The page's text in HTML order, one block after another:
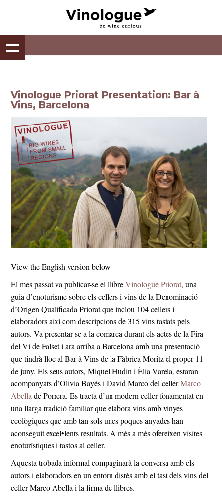
Vinologue Priorat Presentation: Bar à
Vins, Barcelona
View the English version below
El mes passat va publicar-se el llibreVinologue Priorat, una
guia d’enoturisme sobre els cellers i vins de la Denominació
d’Origen Qualificada Priorat que inclou 104 cellers i
elaboradors així com descripcions de 315 vins tastats pels
autors. Va presentar-se a la comarca durant els actes de la Fira
del Vi de Falset i ara arriba a Barcelona amb una presentació
que tindrà lloc al Bar à Vins de la Fàbrica Moritz el proper 11
de juny. Els seus autors, Miquel Hudin i Èlia Varela, estaran
acompanyats d’Olivia Bayés i David Marco del cellerMarco
Abella de Porrera. Es tracta d’un modern celler fonamentat en
una llarga tradició familiar que elabora vins amb vinyes
ecològiques que amb tan sols unes poques anyades han
aconseguit excel•lents resultats. A més a més ofereixen visites
enoturístiques i tastos al celler.
Aquesta trobada informal compaginarà la conversa amb els
autors i elaboradors en un entorn distès amb el tast dels vins del
celler Marco Abella i la firma de llibres.